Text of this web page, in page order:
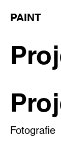
PAINT
Fotografie